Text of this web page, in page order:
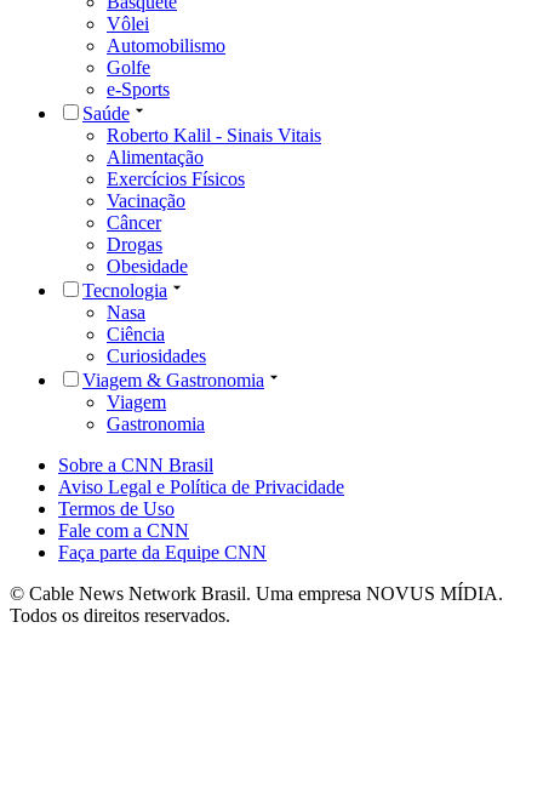
Vôlei
Automobilismo
Golfe
e-Sports
Saúde
Roberto Kalil - Sinais Vitais
Alimentação
Exercícios Físicos
Vacinação
Câncer
Drogas
Obesidade
Tecnologia
Nasa
Ciência
Curiosidades
Viagem & Gastronomia
Viagem
Gastronomia
Sobre a CNN Brasil
Aviso Legal e Política de Privacidade
Termos de Uso
Fale com a CNN
Faça parte da Equipe CNN
© Cable News Network Brasil. Uma empresa NOVUS MÍDIA.
Todos os direitos reservados.